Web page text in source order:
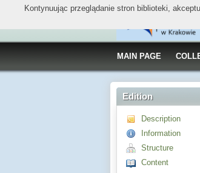
MAIN PAGE
Edition
Description
Information
Structure
Content
Kontynuując przeglądanie stron biblioteki,